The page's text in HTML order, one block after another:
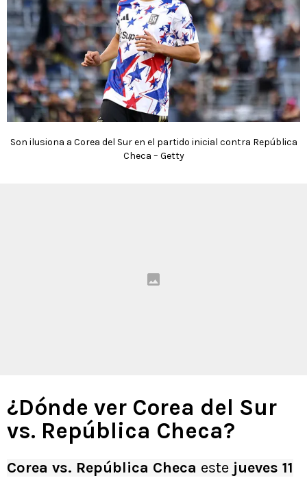
Son ilusiona a Corea del Sur en el partido inicial contra República
Checa – Getty
¿Dónde ver Corea del Sur
vs. República Checa?
Corea vs. República Checa este jueves 11